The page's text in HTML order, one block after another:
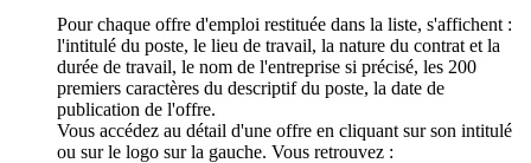
Pour chaque offre d'emploi restituée dans la liste, s'affichent :
l'intitulé du poste, le lieu de travail, la nature du contrat et la
durée de travail, le nom de l'entreprise si précisé, les 200
premiers caractères du descriptif du poste, la date de
publication de l'offre.
Vous accédez au détail d'une offre en cliquant sur son intitulé
ou sur le logo sur la gauche. Vous retrouvez :